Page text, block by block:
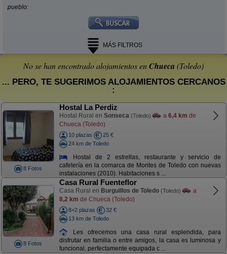
pueblo:
MÁS FILTROS
No se han encontrado alojamientos enChueca (Toledo)
... PERO, TE SUGERIMOS ALOJAMIENTOS CERCANOS
:
8 Fotos
Hostal La Perdiz
Hostal Rural en Sonseca (Toledo) a 6,4 km de
Chueca (Toledo)
10 plazas
25 €
24 km de Toledo
Hostal de 2 estrellas, restaurante y servicio de
cafetería en la comarca de Montes de Toledo con nuevas
instalaciones (2010). Habitaciones s ...
8 Fotos
Casa Rural Fuenteflor
Casa Rural en Burguillos de Toledo (Toledo)
a
8,2 km de Chueca (Toledo)
8+2 plazas
32 €
13 km de Toledo
Les ofrecemos una casa rural esplendida, para
disfrutar en familia o entre amigos, la casa es luminosa y
funcional, perfectamente equipada c ...